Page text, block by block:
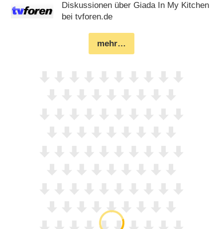
Diskussionen über Giada In My Kitchen
bei tvforen.de
mehr…